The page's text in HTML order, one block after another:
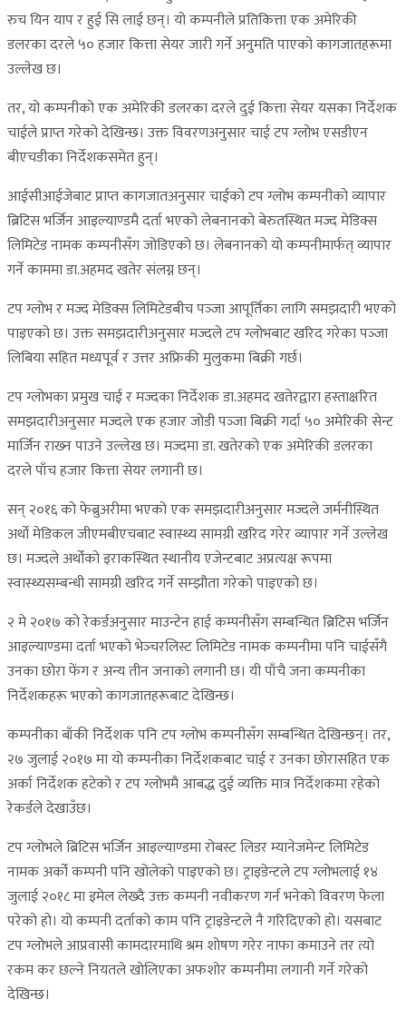
रुच यिन याप र हुई सि लाई छन्। यो कम्पनीले प्रतिकित्ता एक अमेरिकी
डलरका दरले ५० हजार कित्ता सेयर जारी गर्ने अनुमति पाएको कागजातहरूमा
उल्लेख छ।
तर, यो कम्पनीको एक अमेरिकी डलरका दरले दुई कित्ता सेयर यसका निर्देशक
चाईले प्राप्त गरेको देखिन्छ। उक्त विवरणअनुसार चाई टप ग्लोभ एसडीएन
बीएचडीका निर्देशकसमेत हुन्।
आईसीआईजेबाट प्राप्त कागजातअनुसार चाईको टप ग्लोभ कम्पनीको व्यापार
ब्रिटिस भर्जिन आइल्याण्डमै दर्ता भएको लेबनानको बेरुतस्थित मज्द मेडिक्स
लिमिटेड नामक कम्पनीसँग जोडिएको छ। लेबनानको यो कम्पनीमार्फत् व्यापार
गर्ने काममा डा.अहमद खतेर संलग्न छन्।
टप ग्लोभ र मज्द मेडिक्स लिमिटेडबीच पञ्‍जा आपूर्तिका लागि समझदारी भएको
पाइएको छ। उक्त समझदारीअनुसार मज्दले टप ग्लोभबाट खरिद गरेका पञ्‍जा
लिबिया सहित मध्यपूर्व र उत्तर अफ्रिकी मुलुकमा बिक्री गर्छ।
टप ग्लोभका प्रमुख चाई र मज्दका निर्देशक डा.अहमद खतेरद्वारा हस्ताक्षरित
समझदारीअनुसार मज्दले एक हजार जोडी पञ्‍जा बिक्री गर्दा ५० अमेरिकी सेन्ट
मार्जिन राख्‍न पाउने उल्लेख छ। मज्दमा डा. खतेरको एक अमेरिकी डलरका
दरले पाँच हजार कित्ता सेयर लगानी छ।
सन् २०१६ को फेब्रुअरीमा भएको एक समझदारीअनुसार मज्दले जर्मनीस्थित
अर्थो मेडिकल जीएमबीएचबाट स्वास्थ्य सामग्री खरिद गरेर व्यापार गर्ने उल्लेख
छ। मज्दले अर्थोको इराकस्थित स्थानीय एजेन्टबाट अप्रत्यक्ष रूपमा
स्वास्थ्यसम्बन्धी सामग्री खरिद गर्ने सम्झौता गरेको पाइएको छ।
२ मे २०१७ को रेकर्डअनुसार माउन्टेन हाई कम्पनीसँग सम्बन्धित ब्रिटिस भर्जिन
आइल्याण्डमा दर्ता भएको भेञ्‍चरलिस्ट लिमिटेड नामक कम्पनीमा पनि चाईसँगै
उनका छोरा फेंग र अन्य तीन जनाको लगानी छ। यी पाँचै जना कम्पनीका
निर्देशकहरू भएको कागजातहरूबाट देखिन्छ।
कम्पनीका बाँकी निर्देशक पनि टप ग्लोभ कम्पनीसँग सम्बन्धित देखिन्छन्। तर,
२७ जुलाई २०१७ मा यो कम्पनीका निर्देशकबाट चाई र उनका छोरासहित एक
अर्का निर्देशक हटेको र टप ग्लोभमै आबद्ध दुई व्यक्ति मात्र निर्देशकमा रहेको
रेकर्डले देखाउँछ।
टप ग्लोभले ब्रिटिस भर्जिन आइल्याण्डमा रोबस्ट लिडर म्यानेजमेन्ट लिमिटेड
नामक अर्को कम्पनी पनि खोलेको पाइएको छ। ट्राइडेन्टले टप ग्लोभलाई १४
जुलाई २०१८ मा इमेल लेख्दै उक्त कम्पनी नवीकरण गर्न भनेको विवरण फेला
परेको हो। यो कम्पनी दर्ताको काम पनि ट्राइडेन्टले नै गरिदिएको हो। यसबाट
टप ग्लोभले आप्रवासी कामदारमाथि श्रम शोषण गरेर नाफा कमाउने तर त्यो
रकम कर छल्ने नियतले खोलिएका अफशोर कम्पनीमा लगानी गर्ने गरेको
देखिन्छ।